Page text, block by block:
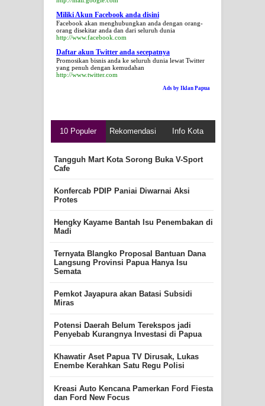
Miliki Akun Facebook anda disini
Facebook akan menghubungkan anda dengan orang-
orang disekitar anda dan dari seluruh dunia
http://www.facebook.com
Daftar akun Twitter anda secepatnya
Promosikan bisnis anda ke seluruh dunia lewat Twitter
yang penuh dengan kemudahan
http://www.twitter.com
Ads by Iklan Papua
10 Populer Rekomendasi Info Kota
Tangguh Mart Kota Sorong Buka V-Sport
Cafe
Konfercab PDIP Paniai Diwarnai Aksi
Protes
Hengky Kayame Bantah Isu Penembakan di
Madi
Ternyata Blangko Proposal Bantuan Dana
Langsung Provinsi Papua Hanya Isu
Semata
Pemkot Jayapura akan Batasi Subsidi
Miras
Potensi Daerah Belum Terekspos jadi
Penyebab Kurangnya Investasi di Papua
Khawatir Aset Papua TV Dirusak, Lukas
Enembe Kerahkan Satu Regu Polisi
Kreasi Auto Kencana Pamerkan Ford Fiesta
dan Ford New Focus